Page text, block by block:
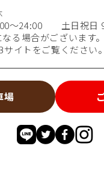
～24:00 土日祝日
る場合がございます
サイトをご覧ください。
場